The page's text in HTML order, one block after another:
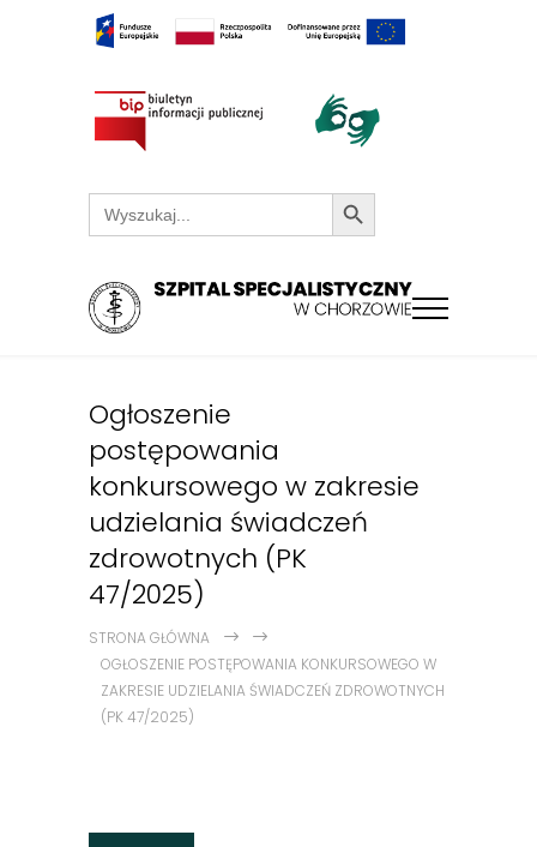
Search
for:
Search Button
Ogłoszenie
postępowania
konkursowego w zakresie
udzielania świadczeń
zdrowotnych (PK
47/2025)
STRONA GŁÓWNA
OGŁOSZENIE POSTĘPOWANIA KONKURSOWEGO W
ZAKRESIE UDZIELANIA ŚWIADCZEŃ ZDROWOTNYCH
(PK 47/2025)